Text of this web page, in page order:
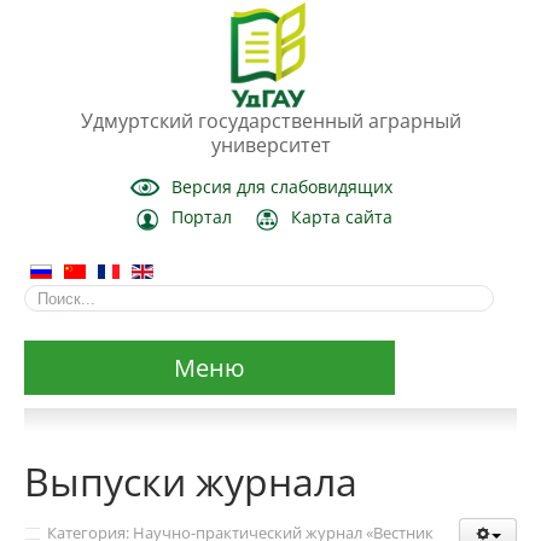
Удмуртский государственный аграрный
университет
Версия для слабовидящих
Портал
Карта сайта
Меню
Основные сведения
Выпуски журнала
Категория: Научно-практический журнал «Вестник